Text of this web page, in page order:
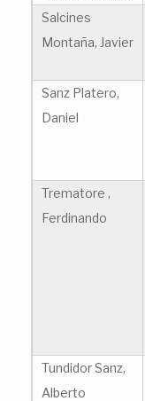
Salcines
Montaña, Javier
Sanz Platero,
Daniel
Trematore ,
Ferdinando
Tundidor Sanz,
Alberto